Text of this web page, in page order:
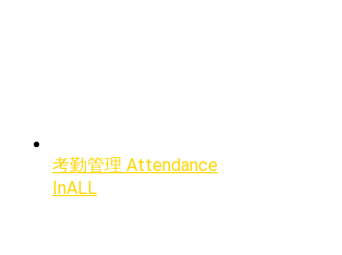
考勤管理 Attendance
InALL